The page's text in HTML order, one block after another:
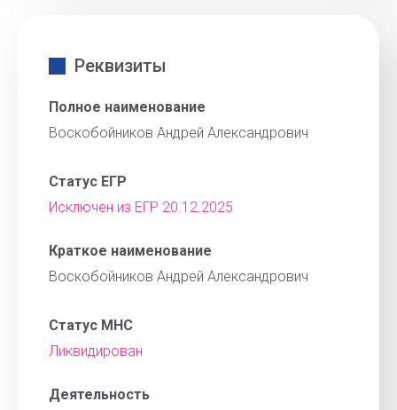
Реквизиты
Полное наименование
Воскобойников Андрей Александрович
Статус ЕГР
Исключен из ЕГР 20.12.2025
Краткое наименование
Воскобойников Андрей Александрович
Статус МНС
Ликвидирован
Деятельность